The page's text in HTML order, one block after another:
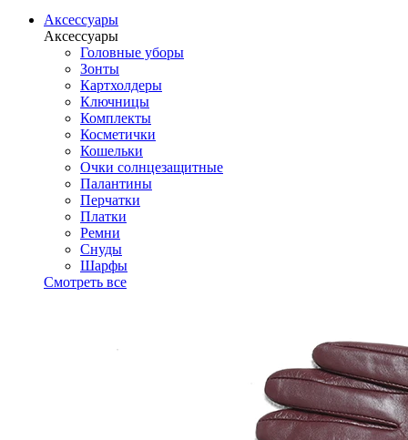
Аксессуары
Аксессуары
Головные уборы
Зонты
Картхолдеры
Ключницы
Комплекты
Косметички
Кошельки
Очки солнцезащитные
Палантины
Перчатки
Платки
Ремни
Снуды
Шарфы
Смотреть все